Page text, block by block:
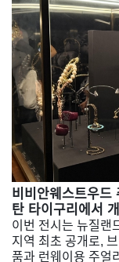
비비안웨스트우드
탄 타이구리에서
이번 전시는 뉴질랜
지역 최초 공개로,
품과 런웨이용 주얼